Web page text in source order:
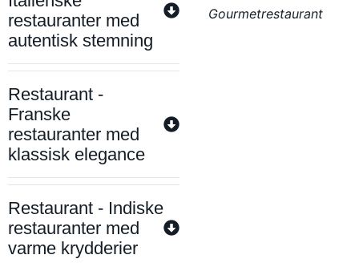
restauranter med
autentisk stemning
Restaurant -
Franske
restauranter med
klassisk elegance
Restaurant - Indiske
restauranter med
varme krydderier
Gourmetrestaurant